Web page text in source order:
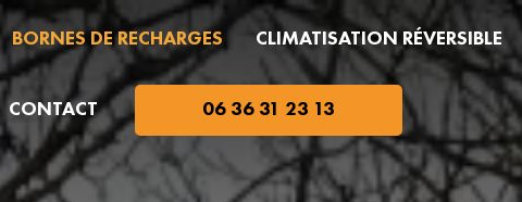
BORNES DE RECHARGES CLIMATISATION RÉVERSIBLE
CONTACT 06 36 31 23 13